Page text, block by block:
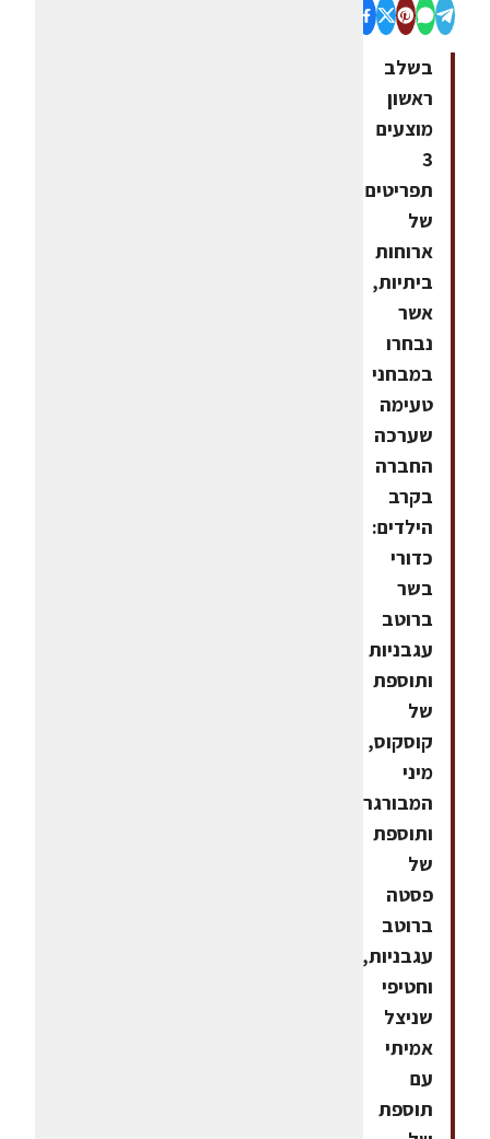
בשלב
ראשון
מוצעים
3
תפריטים
של
ארוחות
ביתיות,
אשר
נבחרו
במבחני
טעימה
שערכה
החברה
בקרב
הילדים:
כדורי
בשר
ברוטב
עגבניות
ותוספת
של
קוסקוס,
מיני
המבורגר
ותוספת
של
פסטה
ברוטב
עגבניות,
וחטיפי
שניצל
אמיתי
עם
תוספת